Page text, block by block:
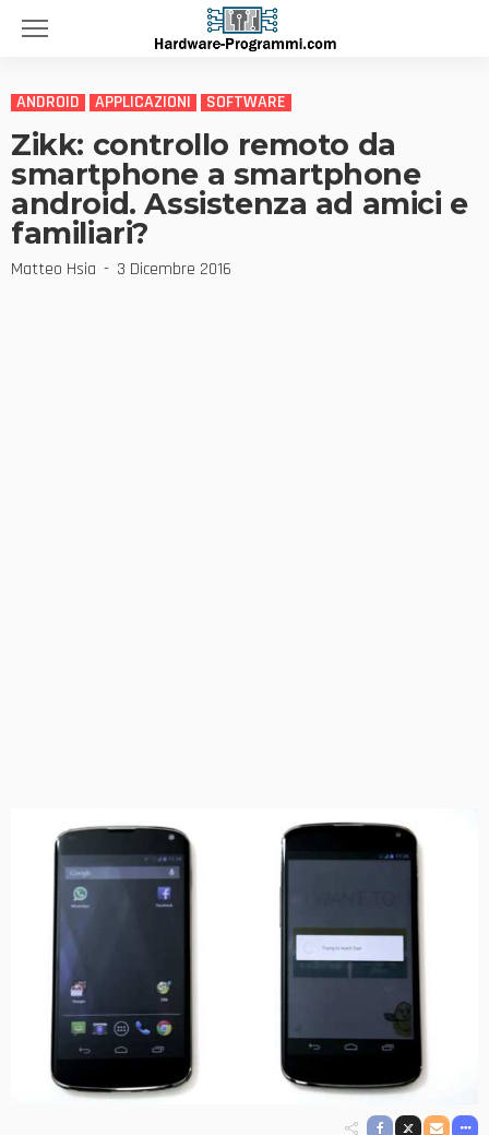
ANDROID APPLICAZIONI SOFTWARE
Zikk: controllo remoto da
smartphone a smartphone
android. Assistenza ad amici e
familiari?
Matteo Hsia 3 Dicembre 2016